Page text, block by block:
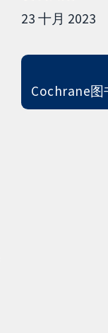
23 十月 2023
Cochrane